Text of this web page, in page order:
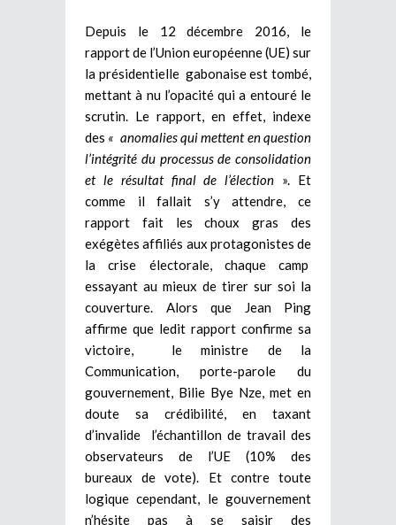
Depuis le 12 décembre 2016, le
rapport de l’Union européenne (UE) sur
la présidentielle gabonaise est tombé,
mettant à nu l’opacité qui a entouré le
scrutin. Le rapport, en effet, indexe
des « anomalies qui mettent en question
l’intégrité du processus de consolidation
et le résultat final de l’élection ». Et
comme il fallait s’y attendre, ce
rapport fait les choux gras des
exégètes affiliés aux protagonistes de
la crise électorale, chaque camp
essayant au mieux de tirer sur soi la
couverture. Alors que Jean Ping
affirme que ledit rapport confirme sa
victoire, le ministre de la
Communication, porte-parole du
gouvernement, Bilie Bye Nze, met en
doute sa crédibilité, en taxant
d’invalide l’échantillon de travail des
observateurs de l’UE (10% des
bureaux de vote). Et contre toute
logique cependant, le gouvernement
n’hésite pas à se saisir des